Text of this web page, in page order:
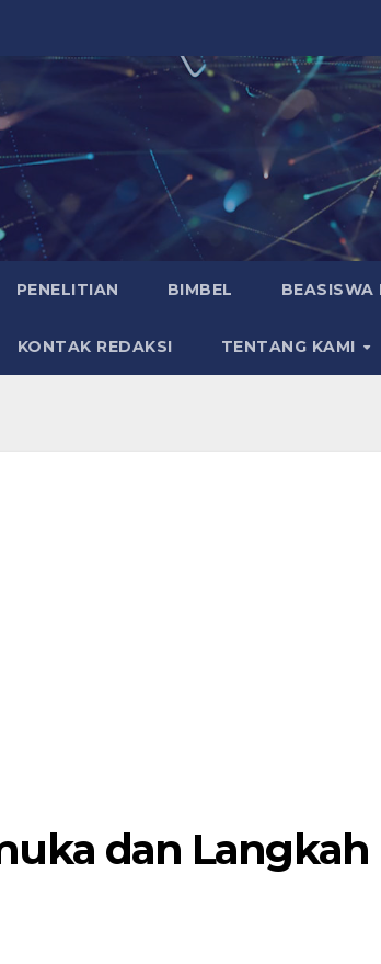
PENELITIAN BIMBEL BEASISWA
KONTAK REDAKSI TENTANG KAMI
dan Langkah